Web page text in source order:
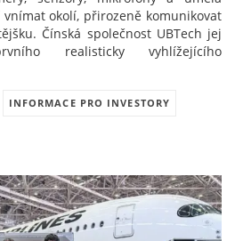
okolí, přirozeně komunikovat
Čínská společnost UBTech jej
realisticky vyhlížejícího
INFORMACE PRO INVESTORY